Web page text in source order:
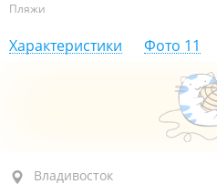
Пляжи
Характеристики Фото 11
Владивосток
Владивосток